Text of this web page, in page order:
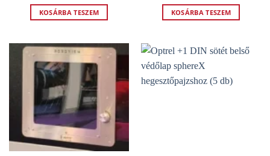
KOSÁRBA TESZEM
KOSÁRBA TESZEM